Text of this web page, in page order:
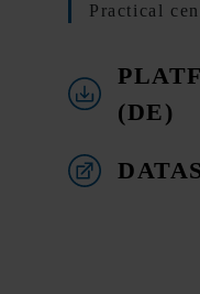
Practical
(DE)